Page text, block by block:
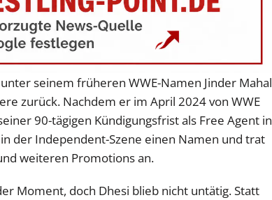
seinem früheren WWE-Namen Jinder Mahal
zurück. Nachdem er im April 2024 von WWE
90-tägigen Kündigungsfrist als Free Agent in
der Independent-Szene einen Namen und trat
weiteren Promotions an.
Moment, doch Dhesi blieb nicht untätig. Statt